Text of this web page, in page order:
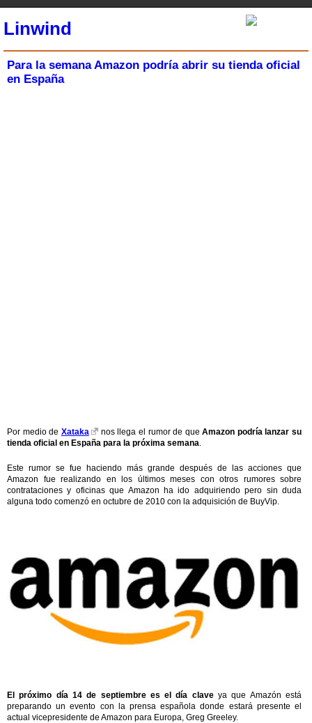
Linwind
Para la semana Amazon podría abrir su tienda oficial
en España
Por medio de Xataka nos llega el rumor de queAmazon podría lanzar su
tienda oficial en España para la próxima semana.
Este rumor se fue haciendo más grande después de las acciones que
Amazon fue realizando en los últimos meses con otros rumores sobre
contrataciones y oficinas que Amazon ha ido adquiriendo pero sin duda
alguna todo comenzó en octubre de 2010 con la adquisición de BuyVip.
El próximo día 14 de septiembre es el día claveya que Amazón está
preparando un evento con la prensa española donde estará presente el
actual vicepresidente de Amazon para Europa, Greg Greeley.